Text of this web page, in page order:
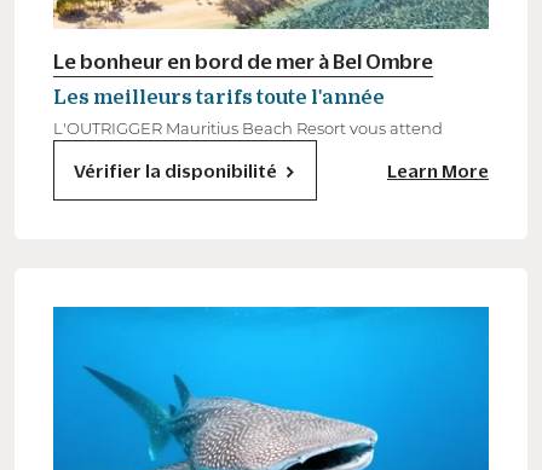
Le bonheur en bord de mer à Bel Ombre
Les meilleurs tarifs toute l'année
L'OUTRIGGER Mauritius Beach Resort vous attend
Vérifier la disponibilité Learn More